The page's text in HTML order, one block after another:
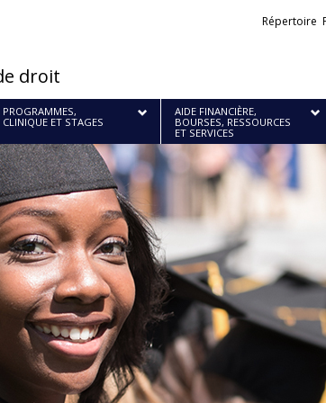
droit
Liens
Répertoire
PROGRAMMES,
CLINIQUE ET STAGES
AIDE FINANCIÈRE,
BOURSES, RESSOURCES
ET SERVICES